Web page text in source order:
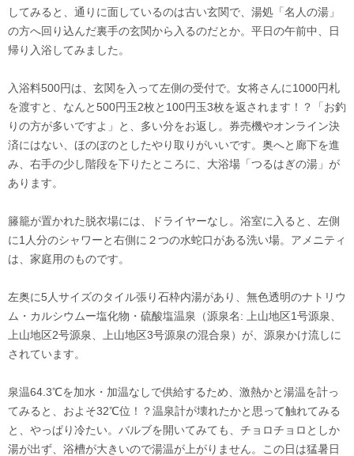
してみると、通りに面しているのは古い玄関で、湯処「名人の湯」
の方へ回り込んだ裏手の玄関から入るのだとか。平日の午前中、日
帰り入浴してみました。
入浴料500円は、玄関を入って左側の受付で。女将さんに1000円札
を渡すと、なんと500円玉2枚と100円玉3枚を返されます！？「お釣
りの方が多いですよ」と、多い分をお返し。券売機やオンライン決
済にはない、ほのぼのとしたやり取りがいいです。奥へと廊下を進
み、右手の少し階段を下りたところに、大浴場「つるはぎの湯」が
あります。
籐籠が置かれた脱衣場には、ドライヤーなし。浴室に入ると、左側
に1人分のシャワーと右側に２つの水蛇口がある洗い場。アメニティ
は、家庭用のものです。
左奥に5人サイズのタイル張り石枠内湯があり、無色透明のナトリウ
ム・カルシウムー塩化物・硫酸塩温泉（源泉名: 上山地区1号源泉、
上山地区2号源泉、上山地区3号源泉の混合泉）が、源泉かけ流しに
されています。
泉温64.3℃を加水・加温なしで供給するため、激熱かと湯温を計っ
てみると、およそ32℃位！？温泉計が壊れたかと思って触れてみる
と、やっぱり冷たい。バルブを開いてみても、チョロチョロとしか
湯が出ず、浴槽が大きいので湯温が上がりません。この日は猛暑日